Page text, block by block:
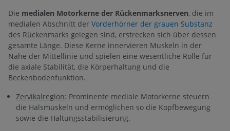
Die medialen Motorkerne der Rückenmarksnerven, die im
medialen Abschnitt der Vorderhörner der grauen Substanz
des Rückenmarks gelegen sind, erstrecken sich über dessen
gesamte Länge. Diese Kerne innervieren Muskeln in der
Nähe der Mittellinie und spielen eine wesentliche Rolle für
die axiale Stabilität, die Körperhaltung und die
Beckenbodenfunktion.
Zervikalregion: Prominente mediale Motorkerne steuern
die Halsmuskeln und ermöglichen so die Kopfbewegung
sowie die Haltungsstabilisierung.